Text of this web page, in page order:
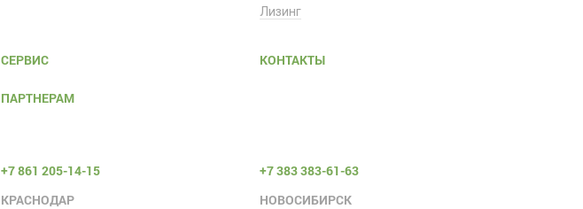
Лизинг
СЕРВИС КОНТАКТЫ
ПАРТНЕРАМ
+7 861 205-14-15
КРАСНОДАР
+7 383 383-61-63
НОВОСИБИРСК